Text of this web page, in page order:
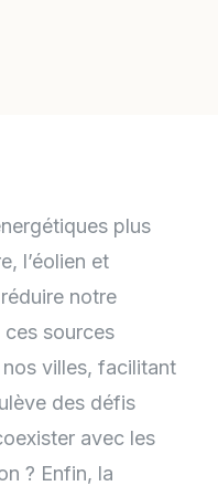
plus
l’éolien et
notre
ces sources
villes, facilitant
des défis
avec les
? Enfin, la